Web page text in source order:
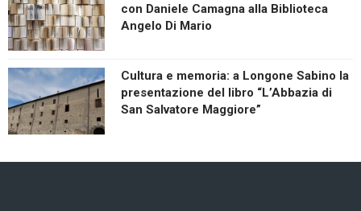
con Daniele Camagna alla Biblioteca
Angelo Di Mario
Cultura e memoria: a Longone Sabino la
presentazione del libro “L’Abbazia di
San Salvatore Maggiore”